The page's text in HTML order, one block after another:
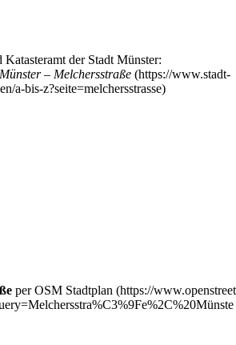
Katasteramt der Stadt Münster:
– Melchersstraße
per OSM Stadtplan